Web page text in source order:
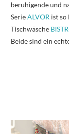
beruhigende und
SerieALVOR ist so
Tischwäsche
Beide sind ein